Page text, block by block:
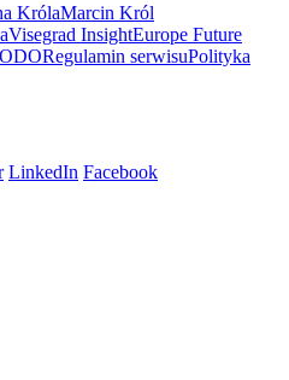
KrólaMarcin Król
Visegrad InsightEurope Future
Regulamin serwisuPolityka
LinkedIn Facebook